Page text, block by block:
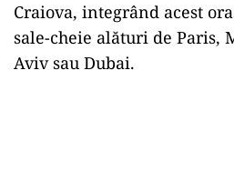
Craiova, integrând acest
sale-cheie alături de Paris,
Aviv sau Dubai.